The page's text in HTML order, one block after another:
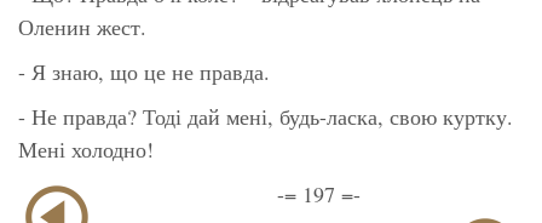
Оленин жест.
- Я знаю, що це не правда.
- Не правда? Тоді дай мені, будь-ласка, свою куртку.
Мені холодно!
-= 197 =-